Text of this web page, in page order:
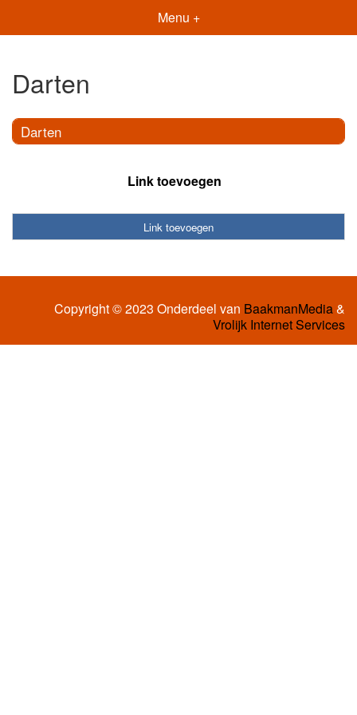
Menu +
Darten
Darten
Link toevoegen
Link toevoegen
Copyright © 2023 Onderdeel van BaakmanMedia&
Vrolijk Internet Services